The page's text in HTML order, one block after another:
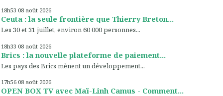
18h53 08 août 2026
Ceuta : la seule frontière que Thierry Breton...
Les 30 et 31 juillet, environ 60 000 personnes...
18h33 08 août 2026
Brics : la nouvelle plateforme de paiement...
Les pays des Brics mènent un développement...
17h56 08 août 2026
OPEN BOX TV avec Maï-Linh Camus - Comment...